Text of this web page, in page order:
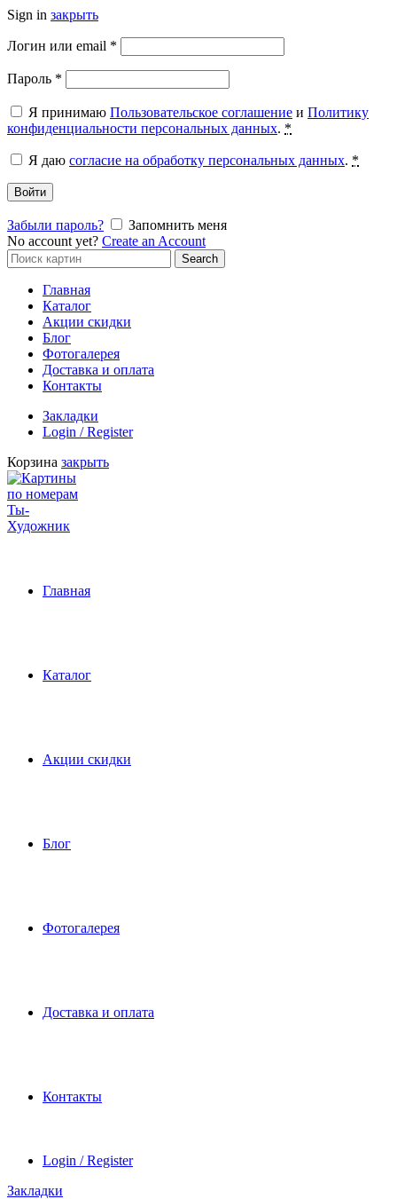
Sign in закрыть
Логин или email *
Пароль *
Я принимаю Пользовательское соглашение и Политику
конфиденциальности персональных данных. *
Я даю согласие на обработку персональных данных. *
Войти
Забыли пароль?
Запомнить меня
No account yet? Create an Account
Search
for:
Search
Главная
Каталог
Акции скидки
Блог
Фотогалерея
Доставка и оплата
Контакты
Закладки
Login / Register
Корзина закрыть
Главная
Каталог
Акции скидки
Блог
Фотогалерея
Доставка и оплата
Контакты
Login / Register
Закладки